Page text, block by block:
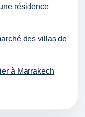
résidence
des villas de
à Marrakech